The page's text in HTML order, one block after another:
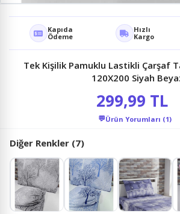
Kapıda
Ödeme
Hızlı
Kargo
Tek Kişilik Pamuklu Lastikli Çarşaf
120X200 Siyah
299,99 TL
💬Ürün Yorumları (1)
Diğer Renkler (7)